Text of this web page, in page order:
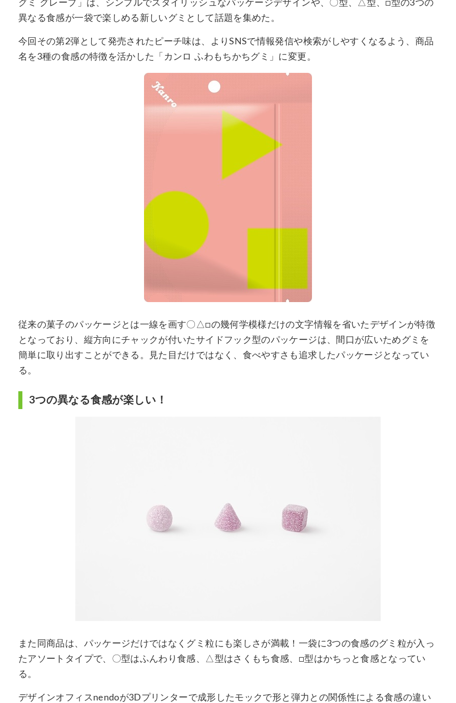
グミ グレープ」は、シンプルでスタイリッシュなパッケージデザインや、〇型、△型、□型の3つの
異なる食感が一袋で楽しめる新しいグミとして話題を集めた。
今回その第2弾として発売されたピーチ味は、よりSNSで情報発信や検索がしやすくなるよう、商品
名を3種の食感の特徴を活かした「カンロ ふわもちかちグミ」に変更。
従来の菓子のパッケージとは一線を画す〇△□の幾何学模様だけの文字情報を省いたデザインが特徴
となっており、縦方向にチャックが付いたサイドフック型のパッケージは、間口が広いためグミを
簡単に取り出すことができる。見た目だけではなく、食べやすさも追求したパッケージとなってい
る。
3つの異なる食感が楽しい！
また同商品は、パッケージだけではなくグミ粒にも楽しさが満載！一袋に3つの食感のグミ粒が入っ
たアソートタイプで、〇型はふんわり食感、△型はさくもち食感、□型はかちっと食感となってい
る。
デザインオフィスnendoが3Dプリンターで成形したモックで形と弾力との関係性による食感の違い